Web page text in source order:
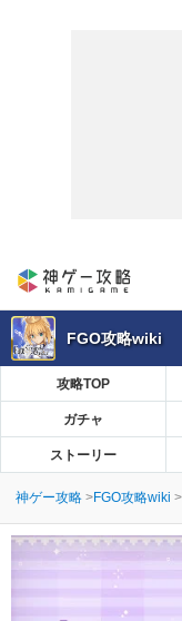
FGO攻略wiki
攻略TOP
ガチャ
ストーリー
神ゲー攻略 FGO攻略wiki